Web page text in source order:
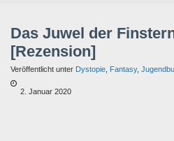
Das Juwel der
[Rezension]
Veröffentlicht unter Dystopie Fantasy,
2. Januar 2020